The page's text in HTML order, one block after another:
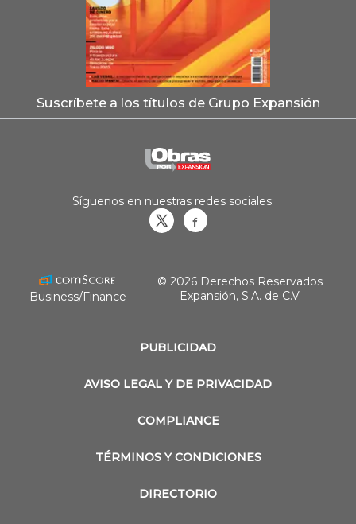
Suscríbete a los títulos de Grupo Expansión
PUBLICIDAD
AVISO LEGAL Y DE PRIVACIDAD
COMPLIANCE
TÉRMINOS Y CONDICIONES
DIRECTORIO
Síguenos en nuestras redes sociales:
Business/Finance
© 2026 Derechos Reservados
Expansión, S.A. de C.V.